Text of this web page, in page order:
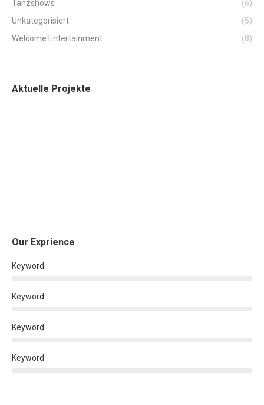
Tanzshows
(6)
Unkategorisiert
(5)
Welcome Entertainment
(8)
Aktuelle Projekte
Our Exprience
Keyword
Keyword
Keyword
Keyword